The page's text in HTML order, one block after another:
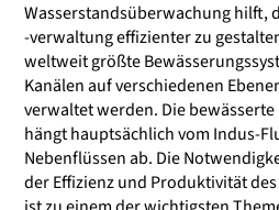
Wasserstandsüberwachung hilft,
-verwaltung effizienter zu
weltweit größte
Kanälen auf verschiedenen
verwaltet werden. Die
hängt hauptsächlich vom Indus-
Nebenflüssen ab. Die
der Effizienz und Produktivität